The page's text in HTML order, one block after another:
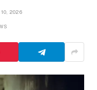
10, 2026